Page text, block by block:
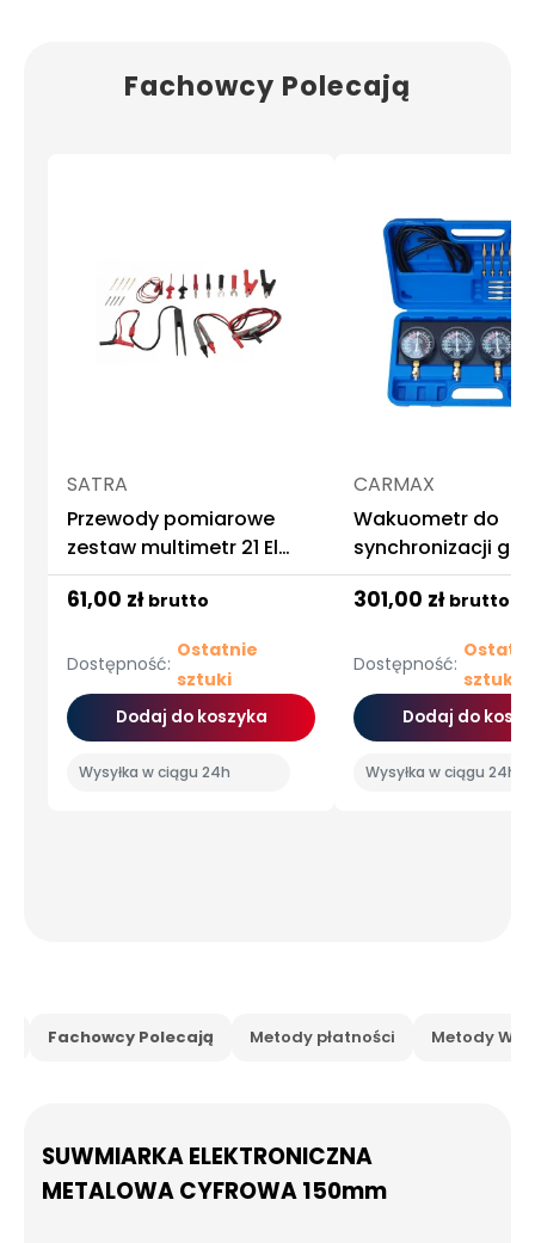
Fachowcy Polecają
SATRA
Przewody pomiarowe
zestaw multimetr 21 El
Satra
61,00 zł brutto
Dostępność:
Ostatnie
sztuki
Dodaj do koszyka
Wysyłka w ciągu 24h
CARMAX
Wakuometr do
synchronizacji
zestaw tester
301,00 zł brutto
Dostępność:
sztuki
Dodaj do
Wysyłka w ciągu 24h
Fachowcy Polecają Metody płatności Metody
SUWMIARKA ELEKTRONICZNA
METALOWA CYFROWA 150mm